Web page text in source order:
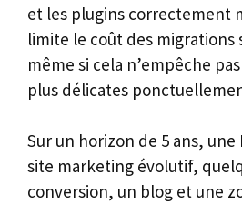
et les plugins correctement
limite le coût des
même si cela n’empêche
plus délicates
Sur un horizon de 5 ans, une
site marketing évolutif,
conversion, un blog et une